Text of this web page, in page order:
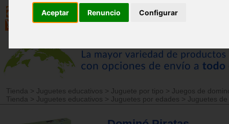
Aceptar Renuncio Configurar
Tienda > Juguetes educativos > Juguete por tipo > Juegos de
Tienda
> Juguetes educativos > Juguetes por edades > Juguetes